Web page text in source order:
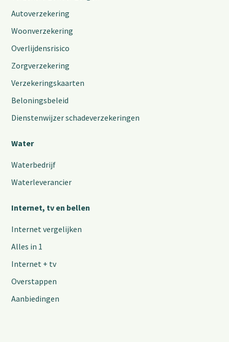
Autoverzekering
Woonverzekering
Overlijdensrisico
Zorgverzekering
Verzekeringskaarten
Beloningsbeleid
Dienstenwijzer schadeverzekeringen
Water
Waterbedrijf
Waterleverancier
Internet, tv en bellen
Internet vergelijken
Alles in 1
Internet + tv
Overstappen
Aanbiedingen